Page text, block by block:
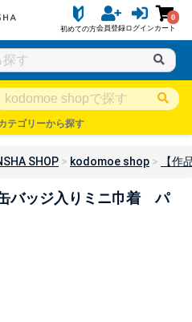
初めての方会員登録ログイン
0
カート
テゴリーから探す
SHOP kodomoe shop 【作
バッジ入りミニ巾着 パ